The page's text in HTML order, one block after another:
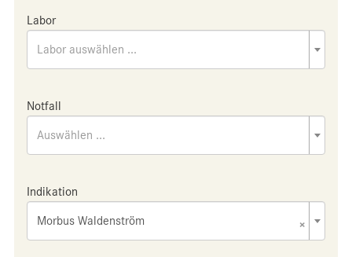
Labor
Labor auswählen ...
Notfall
Auswählen ...
Indikation
×
Morbus Waldenström